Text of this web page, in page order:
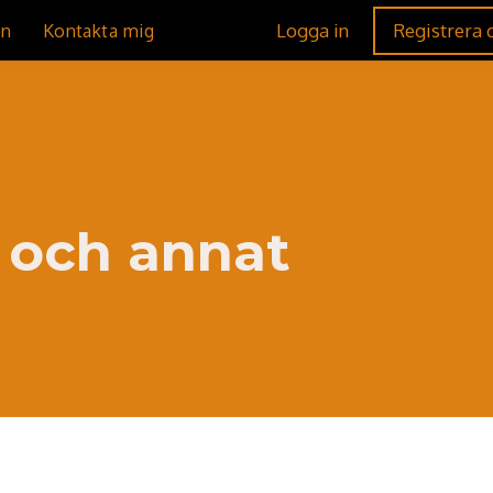
Kontakta mig Logga in Registrera
annat